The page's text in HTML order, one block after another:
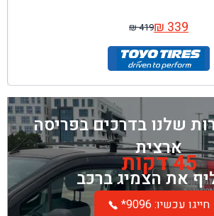
₪419
המחיר
המקורי
היה:
₪ 419.
₪339 המחיר
הנוכחי
הוא:
₪ 339.
שלנו בדרכים בפריסה
ארצית
45 דקותאת הצמיג ברכב
*חייגו עכשיו: 9096